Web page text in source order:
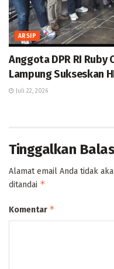
ARSIP
Anggota DPR RI Ruby
Lampung Sukseskan
Juli 22, 2026
Tinggalkan
Alamat email Anda tidak
ditandai *
Komentar *